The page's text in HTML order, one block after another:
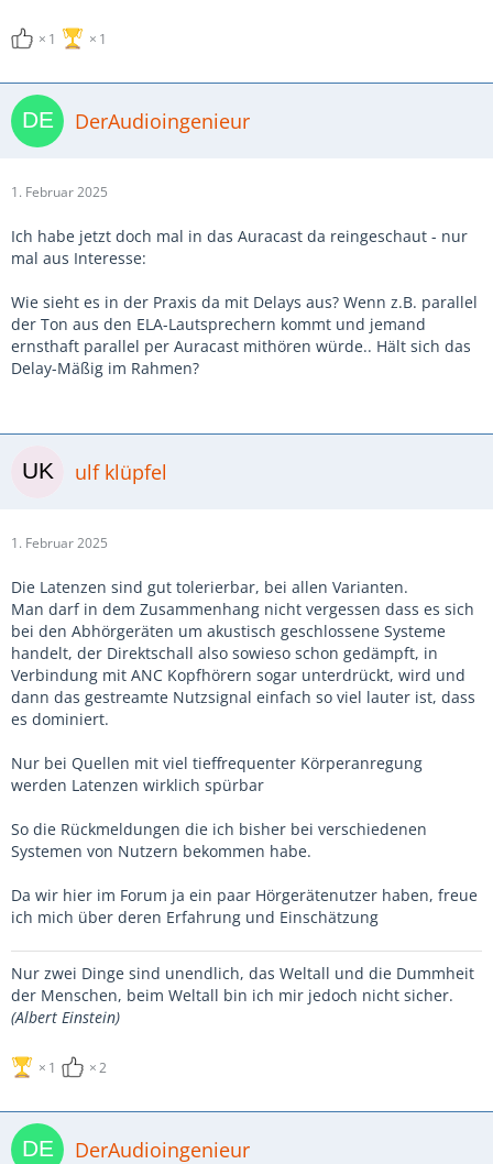
1 1
DerAudioingenieur
1. Februar 2025
Ich habe jetzt doch mal in das Auracast da reingeschaut - nur
mal aus Interesse:
Wie sieht es in der Praxis da mit Delays aus? Wenn z.B. parallel
der Ton aus den ELA-Lautsprechern kommt und jemand
ernsthaft parallel per Auracast mithören würde.. Hält sich das
Delay-Mäßig im Rahmen?
ulf klüpfel
1. Februar 2025
Die Latenzen sind gut tolerierbar, bei allen Varianten.
Man darf in dem Zusammenhang nicht vergessen dass es sich
bei den Abhörgeräten um akustisch geschlossene Systeme
handelt, der Direktschall also sowieso schon gedämpft, in
Verbindung mit ANC Kopfhörern sogar unterdrückt, wird und
dann das gestreamte Nutzsignal einfach so viel lauter ist, dass
es dominiert.
Nur bei Quellen mit viel tieffrequenter Körperanregung
werden Latenzen wirklich spürbar
So die Rückmeldungen die ich bisher bei verschiedenen
Systemen von Nutzern bekommen habe.
Da wir hier im Forum ja ein paar Hörgerätenutzer haben, freue
ich mich über deren Erfahrung und Einschätzung
Nur zwei Dinge sind unendlich, das Weltall und die Dummheit
der Menschen, beim Weltall bin ich mir jedoch nicht sicher.
(Albert Einstein)
1 2
DerAudioingenieur